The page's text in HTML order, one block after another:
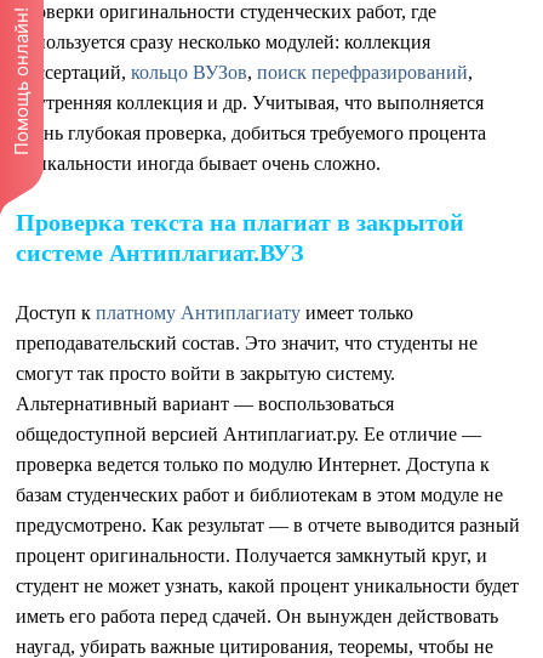
Помощь онлайн!
проверки оригинальности студенческих работ, где
используется сразу несколько модулей: коллекция
диссертаций, кольцо ВУЗов, поиск перефразирований,
внутренняя коллекция и др. Учитывая, что выполняется
очень глубокая проверка, добиться требуемого процента
уникальности иногда бывает очень сложно.
Проверка текста на плагиат в закрытой
системе Антиплагиат.ВУЗ
Доступ к платному Антиплагиату имеет только
преподавательский состав. Это значит, что студенты не
смогут так просто войти в закрытую систему.
Альтернативный вариант — воспользоваться
общедоступной версией Антиплагиат.ру. Ее отличие —
проверка ведется только по модулю Интернет. Доступа к
базам студенческих работ и библиотекам в этом модуле не
предусмотрено. Как результат — в отчете выводится разный
процент оригинальности. Получается замкнутый круг, и
студент не может узнать, какой процент уникальности будет
иметь его работа перед сдачей. Он вынужден действовать
наугад, убирать важные цитирования, теоремы, чтобы не